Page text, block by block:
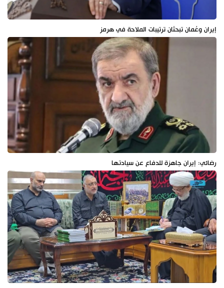
إيران وعُمان تبحثان ترتيبات الملاحة في هرمز
رضائي: إيران جاهزة للدفاع عن سيادتها